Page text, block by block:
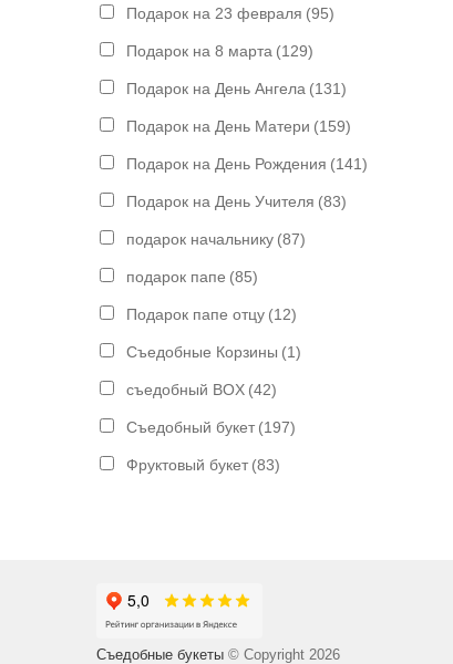
Подарок на 23 февраля (95)
Подарок на 8 марта (129)
Подарок на День Ангела (131)
Подарок на День Матери (159)
Подарок на День Рождения (141)
Подарок на День Учителя (83)
подарок начальнику (87)
подарок папе (85)
Подарок папе отцу (12)
Съедобные Корзины (1)
съедобный BOX (42)
Съедобный букет (197)
Фруктовый букет (83)
Съедобные букеты © Copyright 2026